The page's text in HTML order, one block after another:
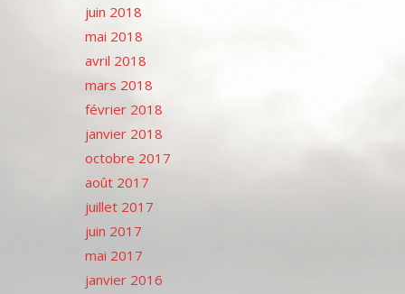
juin 2018
mai 2018
avril 2018
mars 2018
février 2018
janvier 2018
octobre 2017
août 2017
juillet 2017
juin 2017
mai 2017
janvier 2016